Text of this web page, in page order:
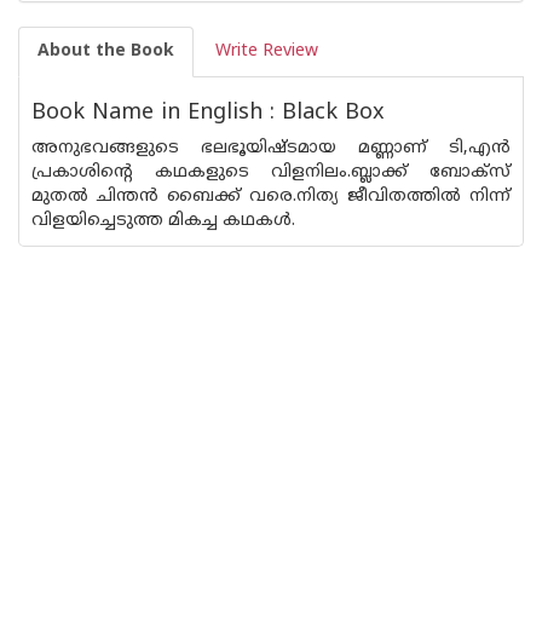
About the Book Write Review
Book Name in English : Black Box
അനുഭവങ്ങളുടെ ഭലഭൂയിഷ്ടമായ മണ്ണാണ്‌ ടി,എന്‍
പ്രകാശിന്റെ കഥകളുടെ വിളനിലം.ബ്ലാക്ക് ബോക്സ്
മുതല്‍ ചിന്തന്‍ ബൈക്ക് വരെ.നിത്യ ജീവിതത്തില്‍ നിന്ന്
വിളയിച്ചെടുത്ത മികച്ച കഥകള്‍.